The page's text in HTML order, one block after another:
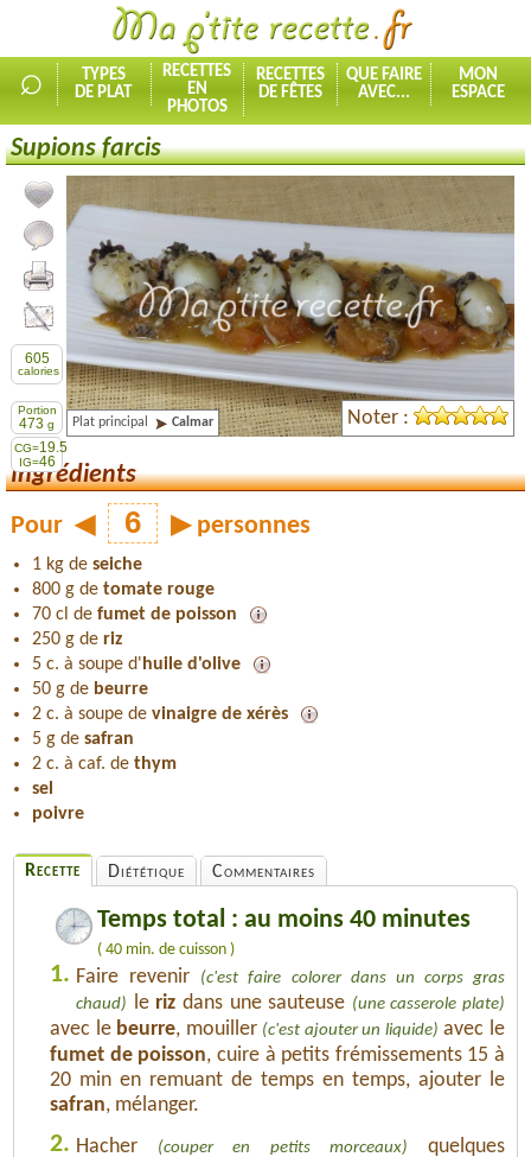
⌕
TYPES
DE PLAT
RECETTES
EN
PHOTOS
RECETTES
DE FÊTES
QUE FAIRE
AVEC...
MON
ESPACE
Supions farcis
Ajouter la recette à mes favorites
Imprimer la recette
Partager cette recette
605
calories
Portion
473 g
CG=19.5
IG=46
Plat principal Calmar Noter :
Ingrédients
Pour ◀ ▶ personnes
1 kg de seiche
800 g de tomate rouge
70 cl de fumet de poisson
250 g de riz
5 c. à soupe d' huile d'olive
50 g de beurre
2 c. à soupe de vinaigre de xérès
5 g de safran
2 c. à caf. de thym
sel
poivre
Recette Diététique Commentaires
Temps total : au moins 40 minutes
( 40 min. de cuisson )
1. Faire revenir
(c'est faire colorer dans un corps gras
chaud)
le riz dans une sauteuse (une casserole plate)
avec le beurre, mouiller (c'est ajouter un liquide) avec le
fumet de poisson, cuire à petits frémissements 15 à
20 min en remuant de temps en temps, ajouter le
safran, mélanger.
2. Hacher (couper en petits morceaux)
quelques